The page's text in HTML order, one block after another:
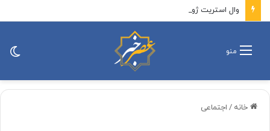
منو
خانه / اجتماعی